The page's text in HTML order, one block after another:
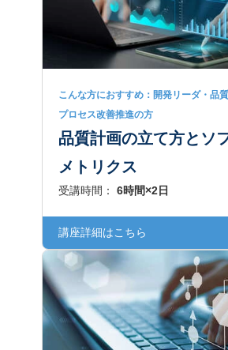
こんな方におすすめ：開発リーダ・品
プロセス改善推進の方
品質計画の立て方とソ
メトリクス
受講時間： 6時間×2日
講座詳細はこちら